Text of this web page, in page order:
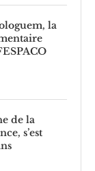
la
de la
s’est